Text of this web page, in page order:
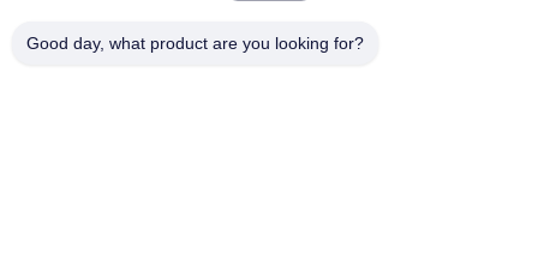
पता
Good day, what product are you looking for?